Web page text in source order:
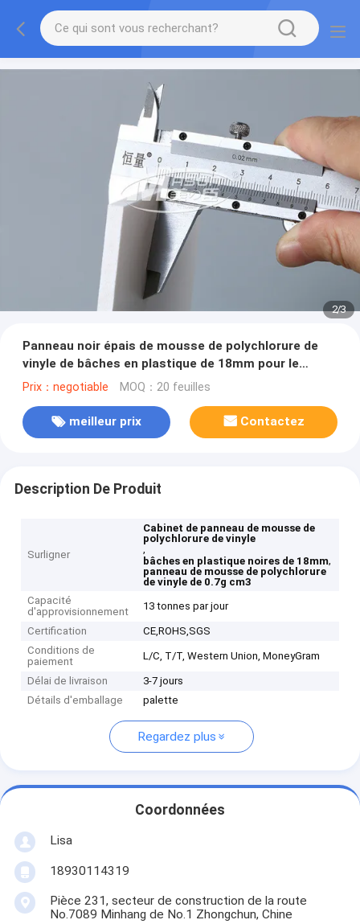
2/3
Panneau noir épais de mousse de polychlorure de
vinyle de bâches en plastique de 18mm pour le
Cabinet
Prix：negotiable MOQ：20 feuilles
meilleur prix Contactez
Description De Produit
Surligner
Cabinet de panneau de mousse de
polychlorure de vinyle
,
bâches en plastique noires de 18mm,
panneau de mousse de polychlorure
de vinyle de 0.7g cm3
Capacité
d'approvisionnement
13 tonnes par jour
Certification
CE,ROHS,SGS
Conditions de
paiement
L/C, T/T, Western Union, MoneyGram
Délai de livraison
3-7 jours
Détails d'emballage
palette
Regardez plus
Coordonnées
Lisa
18930114319
Pièce 231, secteur de construction de la route
No.7089 Minhang de No.1 Zhongchun, Chine